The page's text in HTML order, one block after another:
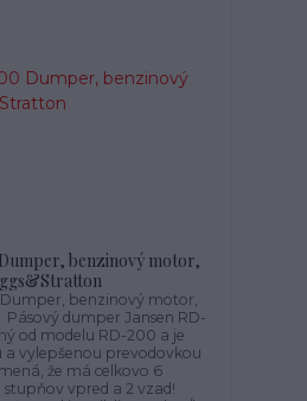
benzinový motor,
benzinový motor,
dumper Jansen RD-
od modelu RD-200 a je
vylepšenou prevodovkou
že má celkovo 6
vpred a 2 vzad!